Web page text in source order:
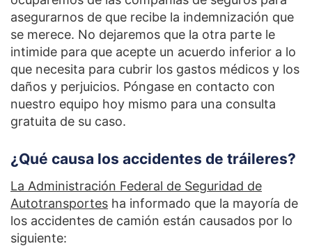
asegurarnos de que recibe la indemnización que
se merece. No dejaremos que la otra parte le
intimide para que acepte un acuerdo inferior a lo
que necesita para cubrir los gastos médicos y los
daños y perjuicios. Póngase en contacto con
nuestro equipo hoy mismo para una consulta
gratuita de su caso.
¿Qué causa los accidentes de tráileres?
La Administración Federal de Seguridad de
Autotransportes ha informado que la mayoría de
los accidentes de camión están causados por lo
siguiente: